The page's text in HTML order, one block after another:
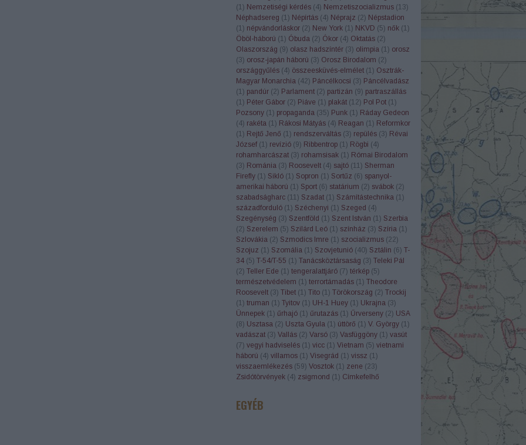
(1) Nemzetiségi kérdés (4) Nemzetiszocializmus (13)
Néphadsereg (1) Népírtás (4) Néprajz (2) Népstadion
(1) népvándorláskor (2) New York (1) NKVD (5) nők (1)
Öböl-háború (1) Óbuda (2) Ókor (4) Oktatás (2)
Olaszország (9) olasz hadszíntér (3) olimpia (1) orosz
(3) orosz-japán háború (3) Orosz Birodalom (2)
országgyűlés (4) összeesküvés-elmélet (1) Osztrák-
Magyar Monarchia (42) Páncélkocsi (3) Páncélvadász
(1) pandúr (2) Parlament (2) partizán (9) partraszállás
(1) Péter Gábor (2) Piáve (1) plakát (12) Pol Pot (1)
Pozsony (1) propaganda (35) Punk (1) Ráday Gedeon
(4) rakéta (1) Rákosi Mátyás (4) Reagan (1) Reformkor
(1) Rejtő Jenő (1) rendszerváltás (3) repülés (3) Révai
József (1) revízió (9) Ribbentrop (1) Rögbi (4)
rohamharcászat (3) rohamsisak (1) Római Birodalom
(3) Románia (3) Roosevelt (4) sajtó (11) Sherman
Firefly (1) Sikló (1) Sopron (1) Sortűz (6) spanyol-
amerikai háború (1) Sport (6) statárium (2) svábok (2)
szabadságharc (11) Szadat (1) Számítástechnika (1)
századforduló (1) Széchenyi (1) Szeged (4)
Szegénység (3) Szentföld (1) Szent István (1) Szerbia
(2) Szerelem (5) Szilárd Leó (1) színház (3) Szíria (1)
Szlovákia (2) Szmodics Imre (1) szocializmus (22)
Szojuz (1) Szomália (1) Szovjetunió (40) Sztálin (6) T-
34 (5) T-54/T-55 (1) Tanácsköztársaság (3) Teleki Pál
(2) Teller Ede (1) tengeralattjáró (7) térkép (5)
természetvédelem (1) terrortámadás (1) Theodore
Roosevelt (3) Tibet (1) Tito (1) Törökország (2) Trockij
(1) truman (1) Tyitov (1) UH-1 Huey (1) Ukrajna (3)
Ünnepek (1) űrhajó (1) űrutazás (1) Űrverseny (2) USA
(8) Usztasa (2) Uszta Gyula (1) úttörő (1) V. György (1)
vadászat (3) Vallás (2) Varsó (3) Vasfüggöny (1) vasút
(7) vegyi hadviselés (1) vicc (1) Vietnam (5) vietnami
háború (4) villamos (1) Visegrád (1) vissz (1)
visszaemlékezés (59) Vosztok (1) zene (23)
Zsidótörvények (4) zsigmond (1) Címkefelhő
EGYÉB